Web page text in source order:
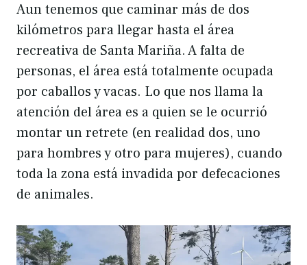
Aun tenemos que caminar más de dos
kilómetros para llegar hasta el área
recreativa de Santa Mariña. A falta de
personas, el área está totalmente ocupada
por caballos y vacas. Lo que nos llama la
atención del área es a quien se le ocurrió
montar un retrete (en realidad dos, uno
para hombres y otro para mujeres), cuando
toda la zona está invadida por defecaciones
de animales.